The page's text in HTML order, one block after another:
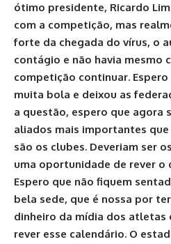
ótimo presidente, Ricardo
com a competição, mas
forte da chegada do vírus, o
contágio e não havia mesmo
competição continuar. Espero
muita bola e deixou as
a questão, espero que agora
aliados mais importantes
são os clubes. Deveriam ser
uma oportunidade de rever o
Espero que não fiquem
bela sede, que é nossa por
dinheiro da mídia dos atletas
rever esse calendário. O